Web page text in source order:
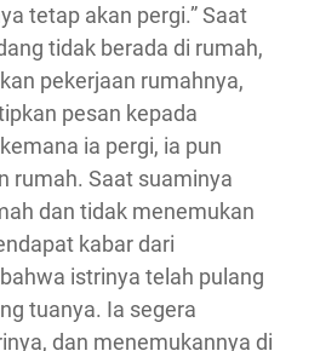
tetap akan pergi.” Saat
tidak berada di rumah,
pekerjaan rumahnya,
pesan kepada
ia pergi, ia pun
rumah. Saat suaminya
dan tidak menemukan
kabar dari
istrinya telah pulang
tuanya. Ia segera
dan menemukannya di